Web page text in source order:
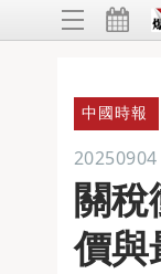
中國時報
20250904
關稅
價與